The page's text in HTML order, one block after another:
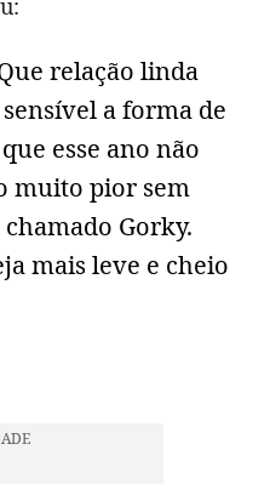
relação linda
a forma de
esse ano não
muito pior sem
Gorky.
mais leve e cheio